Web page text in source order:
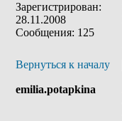
Зарегистрирован:
28.11.2008
Сообщения: 125
Вернуться к началу
emilia.potapkina